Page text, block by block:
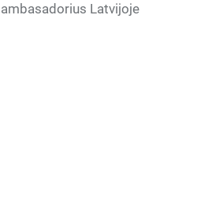
ambasadorius Latvijoje